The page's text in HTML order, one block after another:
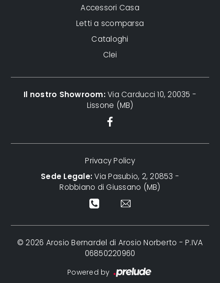
Accessori Casa
Letti a scomparsa
Cataloghi
Clei
Il nostro Showroom:Via Carducci 10, 20035 -
Lissone (MB)
Privacy Policy
Sede Legale:Via Pasubio, 2, 20853 -
Robbiano di Giussano (MB)
© 2026 Arosio Bernardel di Arosio Norberto - P.IVA
06850220960
Powered by